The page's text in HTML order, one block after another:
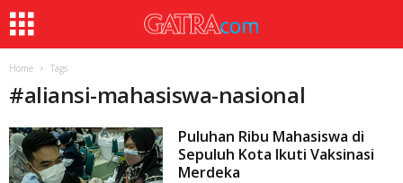
Home Tags
#aliansi-mahasiswa-nasional
Puluhan Ribu Mahasiswa di
Sepuluh Kota Ikuti Vaksinasi
Merdeka